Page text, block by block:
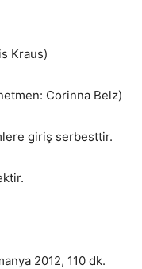
Kraus)
Corinna Belz)
giriş serbesttir.
2012, 110 dk.